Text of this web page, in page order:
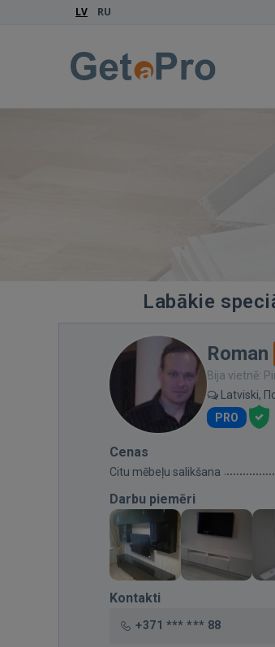
LV RU
Labākie
Roman
Bija vietnē:
Latviski,
PRO
Cenas
Citu mēbeļu salikšana
Darbu piemēri
Kontakti
+371 *** *** 88